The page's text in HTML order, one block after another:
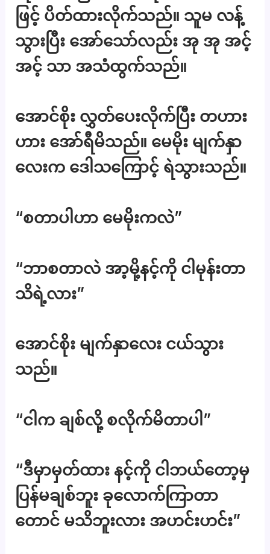
ဖြင့် ပိတ်ထားလိုက်သည်။ သူမ လန့်
သွားပြီး အော်သော်လည်း အု အု အင့်
အင့် သာ အသံထွက်သည်။
အောင်စိုး လွှတ်ပေးလိုက်ပြီး တဟား
ဟား အော်ရီမိသည်။ မေမိုး မျက်နှာ
လေးက ဒေါသကြောင့် ရဲသွားသည်။
“စတာပါဟာ မေမိုးကလဲ”
“ဘာစတာလဲ အာ့မို့နင့်ကို ငါမုန်းတာ
သိရဲ့လား”
အောင်စိုး မျက်နှာလေး ငယ်သွား
သည်။
“ငါက ချစ်လို့ စလိုက်မိတာပါ”
“ဒီမှာမှတ်ထား နင့်ကို ငါဘယ်တော့မှ
ပြန်မချစ်ဘူး ခုလောက်ကြာတာ
တောင် မသိဘူးလား အဟင်းဟင်း”